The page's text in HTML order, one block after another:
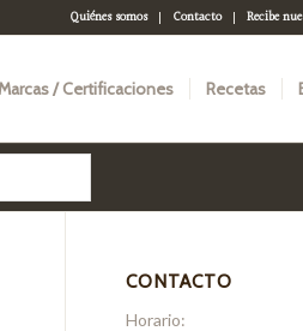
Quiénes somos Contacto Recibe
/ Certificaciones Recetas
CONTACTO
Horario: